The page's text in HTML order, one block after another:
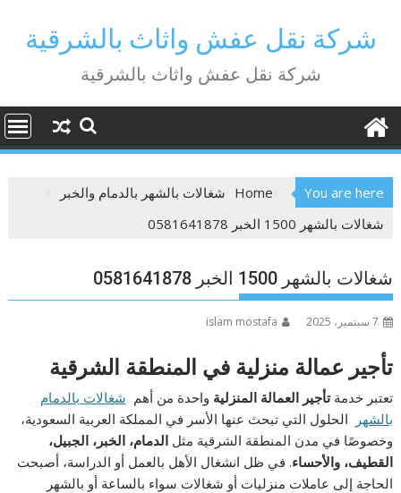
contentشركة نقل عفش واثاث بالشرقية
شركة نقل عفش واثاث بالشرقية
You are here
Home شغالات بالشهر بالدمام والخبر
شغالات بالشهر 1500 الخبر 0581641878
شغالات بالشهر 1500 الخبر 0581641878
7 سبتمبر، 2025 islam mostafa
تأجير عمالة منزلية في المنطقة الشرقية
تعتبر خدمةتأجير العمالة المنزلية واحدة من أهم شغالات بالدمام
بالشهر
الحلول التي تبحث عنها الأسر في المملكة العربية السعودية،
وخصوصًا في مدن المنطقة الشرقية مثلالدمام، الخبر، الجبيل،
القطيف، والأحساء. في ظل انشغال الأهل بالعمل أو الدراسة، أصبحت
الحاجة إلى عاملات منزليات أو شغالات سواء بالساعة أو بالشهر